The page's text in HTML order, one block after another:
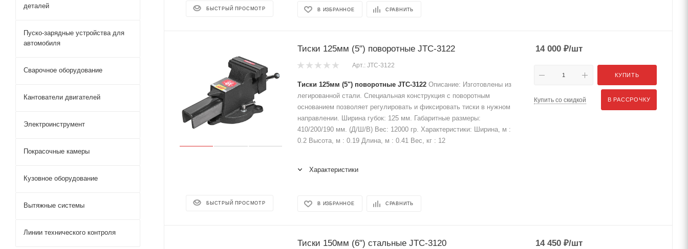
БЫСТРЫЙ ПРОСМОТР В ИЗБРАННОЕ СРАВНИТЬ
БЫСТРЫЙ ПРОСМОТР
Тиски 125мм (5") поворотные JTC-3122
Арт.: JTC-3122
Тиски 125мм (5") поворотные JTC-3122 Описание: Изготовлены из
легированной стали. Специальная конструкция с поворотным
основанием позволяет регулировать и фиксировать тиски в нужном
направлении. Ширина губок: 125 мм. Габаритные размеры:
410/200/190 мм. (Д/Ш/В) Вес: 12000 гр. Характеристики: Ширина, м :
0.2 Высота, м : 0.19 Длина, м : 0.41 Вес, кг : 12
Характеристики
В ИЗБРАННОЕ СРАВНИТЬ
14 000 ₽/шт
КУПИТЬ
Купить со скидкой В РАССРОЧКУ
Тиски 150мм (6") стальные JTC-3120 14 450 ₽/шт
деталей
Пуско-зарядные устройства для
автомобиля
Сварочное оборудование
Кантователи двигателей
Электроинструмент
Покрасочные камеры
Кузовное оборудование
Вытяжные системы
Линии технического контроля